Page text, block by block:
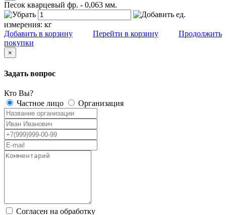
Песок кварцевый фр. - 0,063 мм.
ед.
измерения: кг
Добавить в корзину
Перейти в корзину
Продолжить
покупки
×
Задать вопрос
Кто Вы?
Частное лицо
Организация
Согласен на обработку